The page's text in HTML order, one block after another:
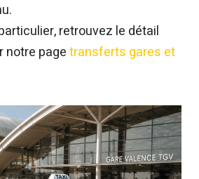
retrouvez le détail
notre pagetransferts gares et